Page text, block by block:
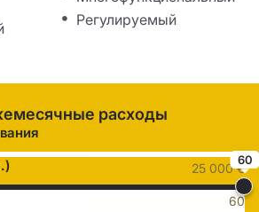
Регулируемый
расходы
25 000 €
60
60